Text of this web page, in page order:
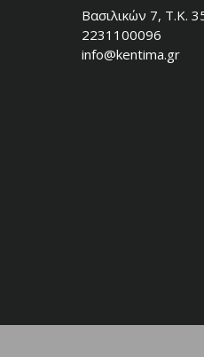
Βασιλικών 7, Τ.Κ.
2231100096
info@kentima.gr